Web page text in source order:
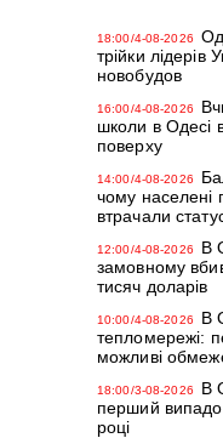
18:00/4-08-2026
трійки лідерів
новобудов
16:00/4-08-2026
школи в Одесі
поверху
14:00/4-08-2026
чому населені
втрачали
12:00/4-08-2026
В
замовному
тисяч доларів
10:00/4-08-2026
В
тепломережі:
можливі
18:00/3-08-2026
В
перший
році